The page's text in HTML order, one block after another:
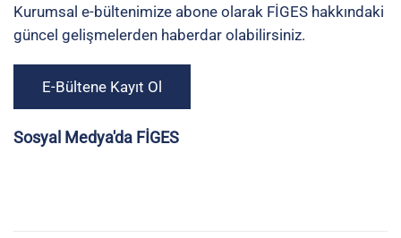
Kurumsal e-bültenimize abone olarak FİGES hakkındaki
güncel gelişmelerden haberdar olabilirsiniz.
E-Bültene Kayıt Ol
Sosyal Medya'da FİGES